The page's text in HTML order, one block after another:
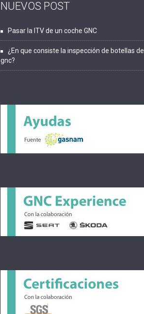
NUEVOS POST
Pasar la ITV de un coche GNC
¿En que consiste la inspección de botellas de
gnc?